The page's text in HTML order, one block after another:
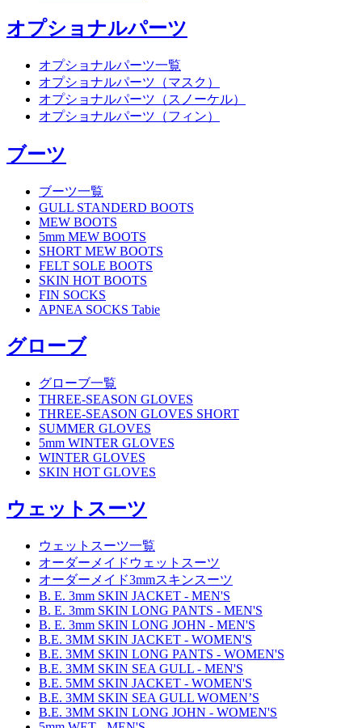
オプショナルパーツ
オプショナルパーツ一覧
オプショナルパーツ（マスク）
オプショナルパーツ（スノーケル）
オプショナルパーツ（フィン）
ブーツ
ブーツ一覧
GULL STANDERD BOOTS
MEW BOOTS
5mm MEW BOOTS
SHORT MEW BOOTS
FELT SOLE BOOTS
SKIN HOT BOOTS
FIN SOCKS
APNEA SOCKS Tabie
グローブ
グローブ一覧
THREE-SEASON GLOVES
THREE-SEASON GLOVES SHORT
SUMMER GLOVES
5mm WINTER GLOVES
WINTER GLOVES
SKIN HOT GLOVES
ウェットスーツ
ウェットスーツ一覧
オーダーメイドウェットスーツ
オーダーメイド3mmスキンスーツ
B. E. 3mm SKIN JACKET - MEN'S
B. E. 3mm SKIN LONG PANTS - MEN'S
B. E. 3mm SKIN LONG JOHN - MEN'S
B.E. 3MM SKIN JACKET - WOMEN'S
B.E. 3MM SKIN LONG PANTS - WOMEN'S
B.E. 3MM SKIN SEA GULL - MEN'S
B.E. 5MM SKIN JACKET - WOMEN'S
B.E. 3MM SKIN SEA GULL WOMEN’S
B.E. 3MM SKIN LONG JOHN - WOMEN'S